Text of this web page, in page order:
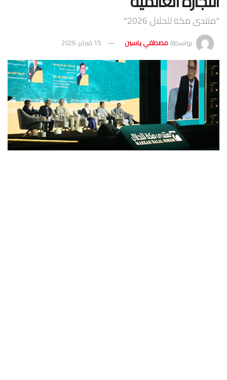
"منتدى مكة للحلال 2026"
بواسطةمصطفي ياسين 15 فبراير، 2026